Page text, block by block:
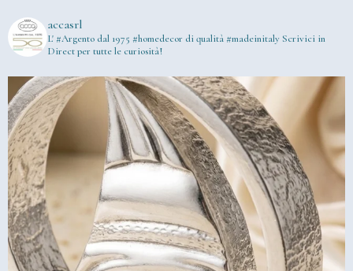
accasrl
L' #Argento dal 1975 #homedecor di qualità #madeinitaly Scrivici in
Direct per tutte le curiosità!